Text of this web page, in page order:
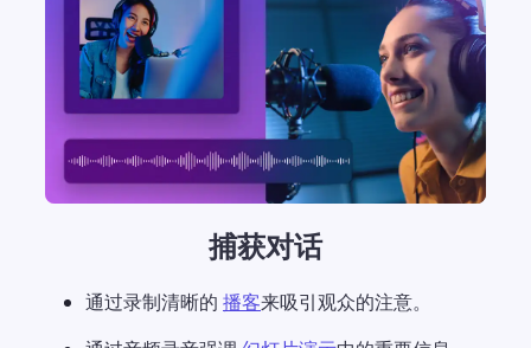
捕获对话
通过录制清晰的 播客来吸引观众的注意。